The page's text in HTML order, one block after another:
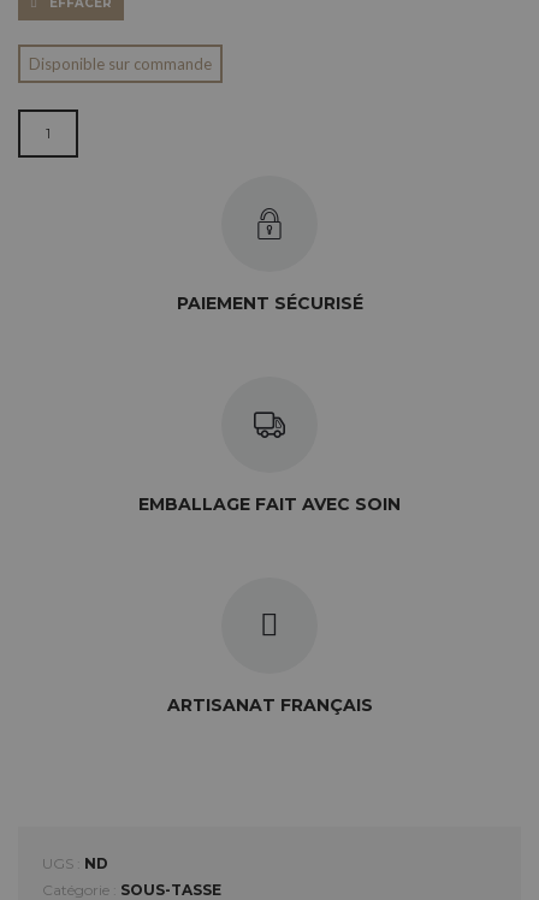
Disponible sur commande
PAIEMENT SÉCURISÉ
EMBALLAGE FAIT AVEC SOIN
ARTISANAT FRANÇAIS
UGS : ND
Catégorie : SOUS-TASSE